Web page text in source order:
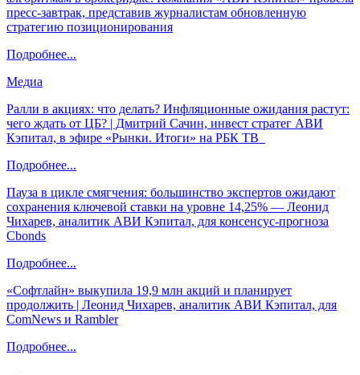
пресс-завтрак, представив журналистам обновленную
стратегию позиционирования
Подробнее...
Медиа
Ралли в акциях: что делать? Инфляционные ожидания растут:
чего ждать от ЦБ? | Дмитрий Сачин, инвест стратег АВИ
Кэпитал, в эфире «Рынки. Итоги» на РБК ТВ
Подробнее...
Пауза в цикле смягчения: большинство экспертов ожидают
сохранения ключевой ставки на уровне 14,25% — Леонид
Чихарев, аналитик АВИ Кэпитал, для консенсус-прогноза
Cbonds
Подробнее...
«Софтлайн» выкупила 19,9 млн акций и планирует
продолжить | Леонид Чихарев, аналитик АВИ Кэпитал, для
ComNews и Rambler
Подробнее...